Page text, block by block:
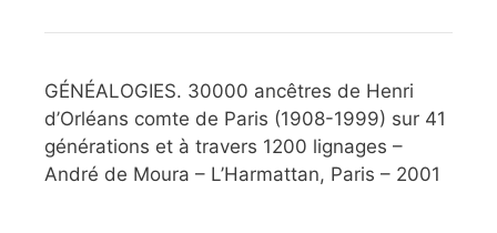
GÉNÉALOGIES. 30000 ancêtres de Henri
d’Orléans comte de Paris (1908-1999) sur 41
générations et à travers 1200 lignages –
André de Moura – L’Harmattan, Paris – 2001